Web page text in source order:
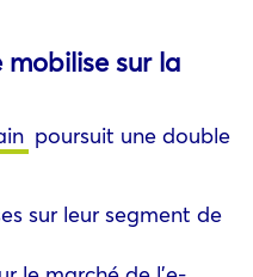
mobilise sur la
poursuit une double
sur leur segment de